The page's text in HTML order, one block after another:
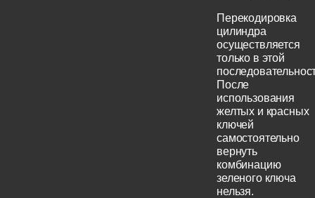
Перекодировка
цилиндра
осуществляется
только в этой
После
использования
желтых и красных
ключей
самостоятельно
вернуть
комбинацию
зеленого ключа
нельзя.